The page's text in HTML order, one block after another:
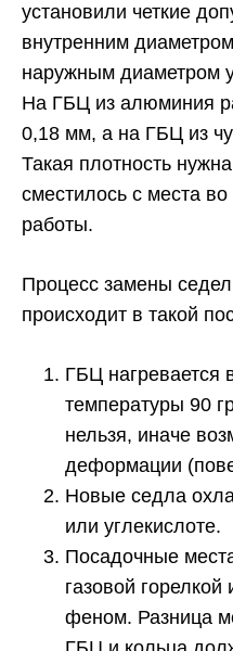
установили четкие
внутренним
наружным диаметром
На ГБЦ из алюминия
0,18 мм, а на ГБЦ из
Такая плотность
сместилось с места
работы.
Процесс замены
происходит в такой
ГБЦ нагревается
температуры 90
нельзя, иначе
деформации
Новые седла
или углекислоте.
Посадочные
газовой
феном. Разница